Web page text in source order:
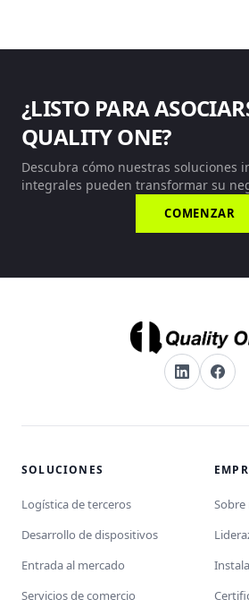
¿LISTO PARA
QUALITY ONE?
Descubra cómo nuestras soluciones
integrales pueden transformar su
COMENZAR
SOLUCIONES
Logística de terceros
Desarrollo de dispositivos
Entrada al mercado
Servicios de comercio